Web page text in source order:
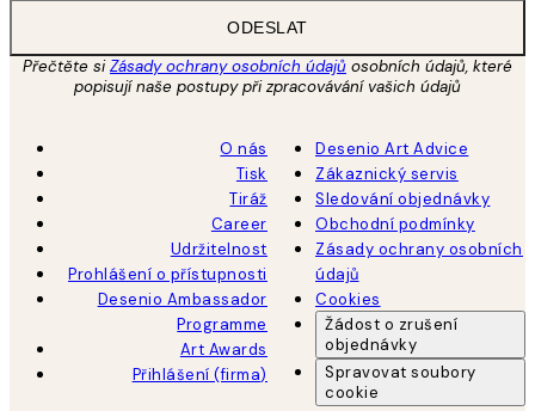
ODESLAT
Přečtěte siZásady ochrany osobních údajů osobních údajů, které
popisují naše postupy při zpracovávání vašich údajů
O nás
Tisk
Tiráž
Career
Udržitelnost
Prohlášení o přístupnosti
Desenio Ambassador
Programme
Art Awards
Přihlášení (firma)
Desenio Art Advice
Zákaznický servis
Sledování objednávky
Obchodní podmínky
Zásady ochrany osobních
údajů
Cookies
Žádost o zrušení
objednávky
Spravovat soubory
cookie